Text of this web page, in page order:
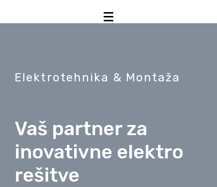
Elektrotehnika & Montaža
Vaš partner za
inovativne elektro
rešitve